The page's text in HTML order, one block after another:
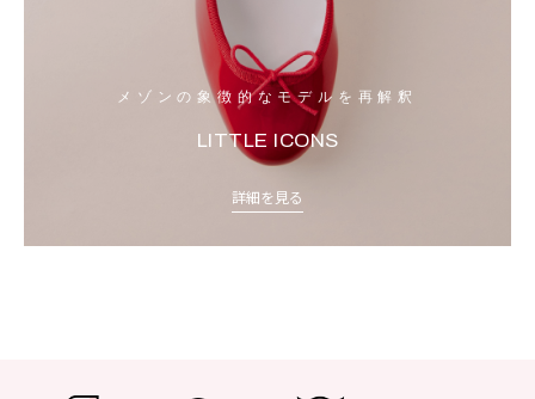
メゾンの象徴的なモデルを再解釈
LITTLE ICONS
詳細を見る